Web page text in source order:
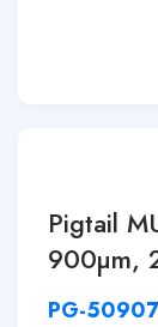
Pigtail
900µm,
PG-